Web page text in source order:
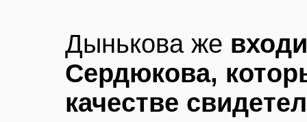
Дынькова же
Сердюкова,
качестве